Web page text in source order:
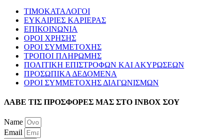
ΤΙΜΟΚΑΤΑΛΟΓΟΙ
ΕΥΚΑΙΡΙΕΣ ΚΑΡΙΕΡΑΣ
ΕΠΙΚΟΙΝΩΝΙΑ
ΟΡΟΙ ΧΡΗΣΗΣ
ΟΡΟΙ ΣΥΜΜΕΤΟΧΗΣ
ΤΡΟΠΟΙ ΠΛΗΡΩΜΗΣ
ΠΟΛΙΤΙΚΗ ΕΠΙΣΤΡΟΦΩΝ ΚΑΙ ΑΚΥΡΩΣΕΩΝ
ΠΡΟΣΩΠΙΚΑ ΔΕΔΟΜΕΝΑ
ΟΡΟΙ ΣΥΜΜΕΤΟΧΗΣ ΔΙΑΓΩΝΙΣΜΩΝ
ΛΑΒΕ ΤΙΣ ΠΡΟΣΦΟΡΕΣ ΜΑΣ ΣΤΟ ΙΝΒΟΧ ΣΟΥ
Name
Email